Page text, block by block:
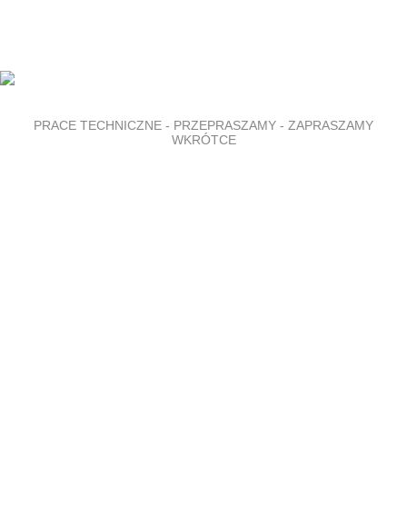
PRACE TECHNICZNE - PRZEPRASZAMY - ZAPRASZAMY
WKRÓTCE